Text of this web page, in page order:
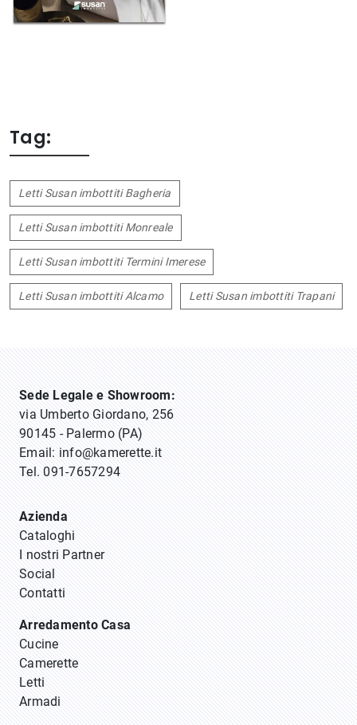
Tag:
Letti Susan imbottiti Bagheria
Letti Susan imbottiti Monreale
Letti Susan imbottiti Termini Imerese
Letti Susan imbottiti Alcamo Letti Susan imbottiti Trapani
Sede Legale e Showroom:
via Umberto Giordano, 256
90145 - Palermo (PA)
Email:info@kamerette.it
Tel.091-7657294
Azienda
Cataloghi
I nostri Partner
Social
Contatti
Arredamento Casa
Cucine
Camerette
Letti
Armadi